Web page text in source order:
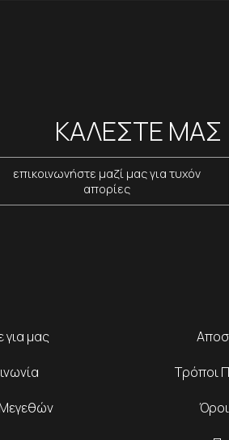
ΚΑΛΕΣΤΕ ΜΑΣ
επικοινωνήστε μαζί μας για τυχόν
απορίες
μας
Τρόποι